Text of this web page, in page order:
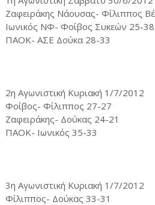
Ζαφειράκης Νάουσας- Φίλιππος
Ιωνικός ΝΦ- Φοίβος Συκεών 25-38
ΠΑΟΚ- ΑΣΕ Δούκα 28-33
2η Αγωνιστική Κυριακή 1/7/2012
Φοίβος- Φίλιππος 27-27
Ζαφειράκης- Δούκας 24-21
ΠΑΟΚ- Ιωνικός 35-33
3η Αγωνιστική Κυριακή 1/7/2012
Φίλιππος- Δούκας 33-31